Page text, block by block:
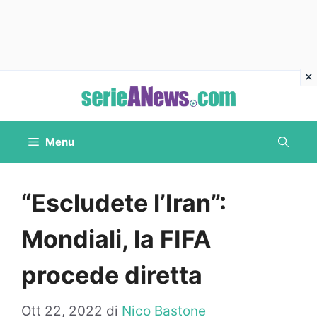
contenuto
Menu
“Escludete l’Iran”:
Mondiali, la FIFA
procede diretta
Ott 22, 2022 di Nico Bastone